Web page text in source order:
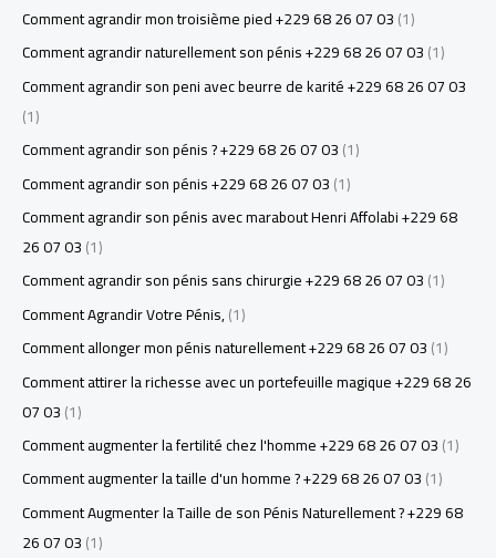
Comment agrandir mon troisième pied +229 68 26 07 03(1)
Comment agrandir naturellement son pénis +229 68 26 07 03(1)
Comment agrandir son peni avec beurre de karité +229 68 26 07 03
(1)
Comment agrandir son pénis ? +229 68 26 07 03(1)
Comment agrandir son pénis +229 68 26 07 03(1)
Comment agrandir son pénis avec marabout Henri Affolabi +229 68
26 07 03(1)
Comment agrandir son pénis sans chirurgie +229 68 26 07 03(1)
Comment Agrandir Votre Pénis,(1)
Comment allonger mon pénis naturellement +229 68 26 07 03(1)
Comment attirer la richesse avec un portefeuille magique +229 68 26
07 03(1)
Comment augmenter la fertilité chez l'homme +229 68 26 07 03(1)
Comment augmenter la taille d'un homme ? +229 68 26 07 03(1)
Comment Augmenter la Taille de son Pénis Naturellement ? +229 68
26 07 03(1)